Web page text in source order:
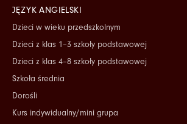
JĘZYK ANGIELSKI
Dzieci w wieku przedszkolnym
Dzieci z klas 1–3 szkoły podstawowej
Dzieci z klas 4–8 szkoły podstawowej
Szkoła średnia
Dorośli
Kurs indywidualny/mini grupa